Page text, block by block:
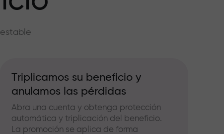
Triplicamos su beneficio y
anulamos las pérdidas
Abra una cuenta y obtenga protección
automática y triplicación del beneficio.
La promoción se aplica de forma